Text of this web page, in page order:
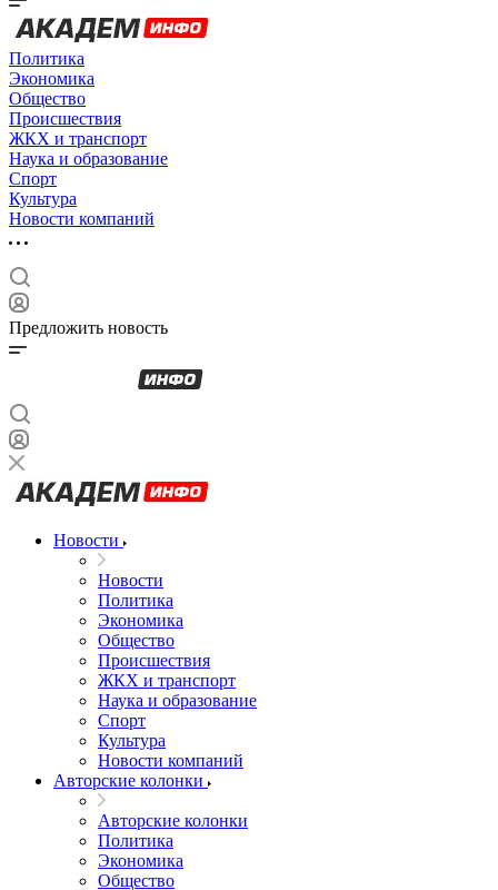
Политика
Экономика
Общество
Происшествия
ЖКХ и транспорт
Наука и образование
Спорт
Культура
Новости компаний
Предложить новость
Новости
Новости
Политика
Экономика
Общество
Происшествия
ЖКХ и транспорт
Наука и образование
Спорт
Культура
Новости компаний
Авторские колонки
Авторские колонки
Политика
Экономика
Общество